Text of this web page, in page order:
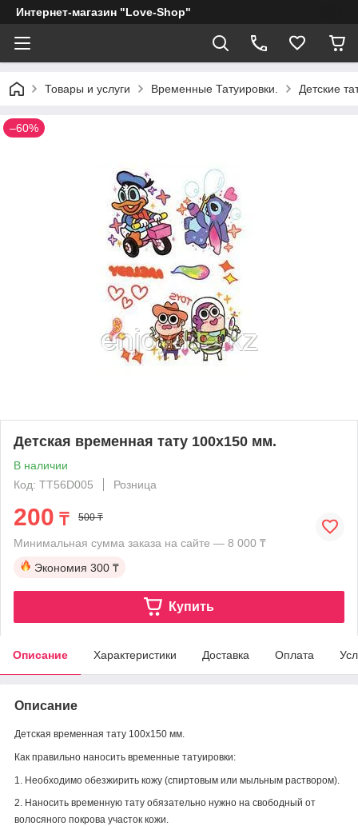
Интернет-магазин "Love-Shop"
Товары и услуги Временные Татуировки. Детские
–60%
Детская временная тату 100х150 мм.
В наличии
Код: TT56D005
Розница
200 ₸ 500 ₸
Минимальная сумма заказа на сайте — 8 000 ₸
Экономия 300 ₸
Купить
Описание Характеристики Доставка Оплата
Описание
Детская временная тату 100х150 мм.
Как правильно наносить временные татуировки:
1. Необходимо обезжирить кожу (спиртовым или мыльным раствором).
2. Наносить временную тату обязательно нужно на свободный от
волосяного покрова участок кожи.